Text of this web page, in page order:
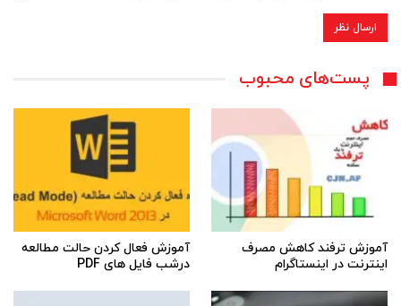
پست‌های محبوب
آموزش ترفند کاهش مصرف
اینترنت در اینستاگرام
آموزش فعال کردن حالت مطالعه
درشب فایل های PDF